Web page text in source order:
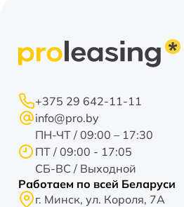
+375 29 642-11-11
info@pro.by
ПН-ЧТ / 09:00 – 17:30
ПТ / 09:00 - 17:05
СБ-ВС / Выходной
Работаем по всей Беларуси
г. Минск, ул. Короля, 7А